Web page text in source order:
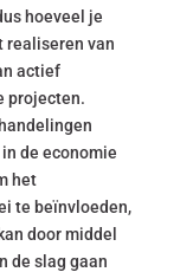
hoeveel je
realiseren van
actief
projecten.
de economie
het
te beïnvloeden,
door middel
de slag gaan